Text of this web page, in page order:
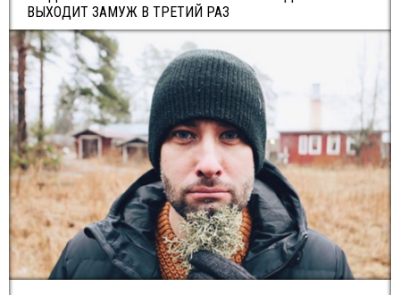
ВЫХОДИТ ЗАМУЖ В ТРЕТИЙ РАЗ